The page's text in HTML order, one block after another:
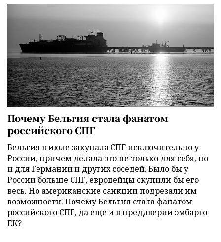
Почему Бельгия стала фанатом
российского СПГ
Бельгия в июле закупала СПГ исключительно у
России, причем делала это не только для себя, но
и для Германии и других соседей. Было бы у
России больше СПГ, европейцы скупили бы его
весь. Но американские санкции подрезали им
возможности. Почему Бельгия стала фанатом
российского СПГ, да еще и в преддверии эмбарго
ЕК?